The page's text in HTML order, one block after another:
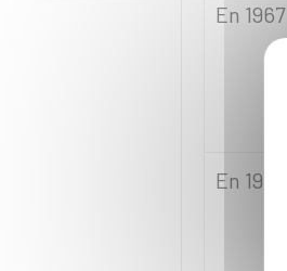
En 1967
En 1968